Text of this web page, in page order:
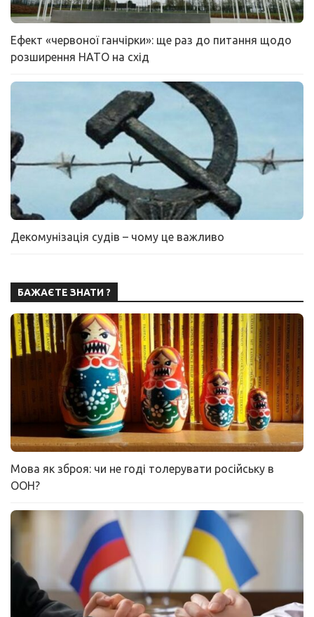
Ефект «червоної ганчірки»: ще раз до питання щодо
розширення НАТО на схід
Декомунізація судів – чому це важливо
БАЖАЄТЕ ЗНАТИ ?
Мова як зброя: чи не годі толерувати російську в
ООН?